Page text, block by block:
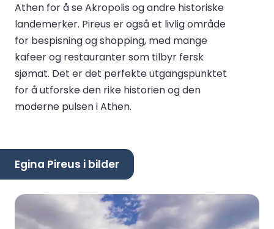
Athen for å se Akropolis og andre historiske
landemerker. Pireus er også et livlig område
for bespisning og shopping, med mange
kafeer og restauranter som tilbyr fersk
sjømat. Det er det perfekte utgangspunktet
for å utforske den rike historien og den
moderne pulsen i Athen.
Egina Pireus i bilder